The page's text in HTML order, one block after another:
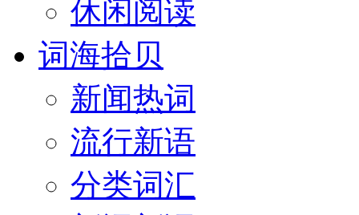
休闲阅读
词海拾贝
新闻热词
流行新语
分类词汇